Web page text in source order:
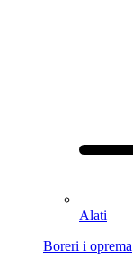
Alati
Boreri i oprema